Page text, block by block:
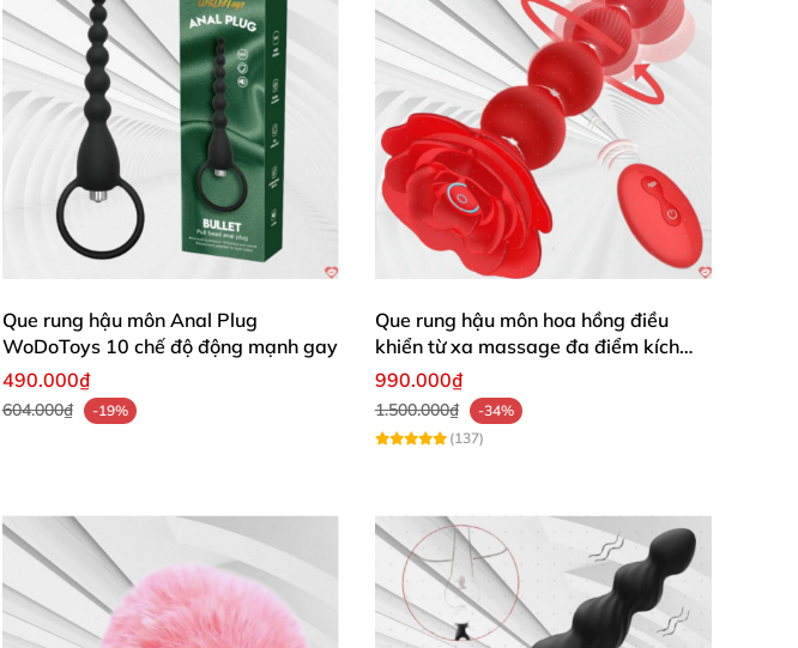
Que rung hậu môn Anal Plug
WoDoToys 10 chế độ động mạnh gay
490.000₫
604.000₫ -19%
Que rung hậu môn hoa hồng điều
khiển từ xa massage đa điểm kích
thích
990.000₫
1.500.000₫
-34%
(137)